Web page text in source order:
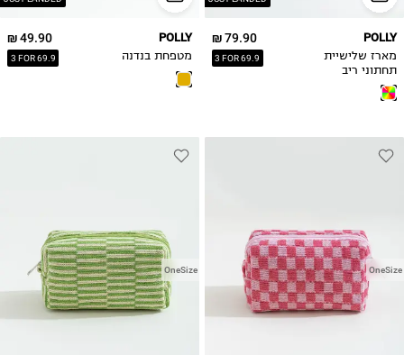
79.90 ₪
3 FOR 69.9
POLLY
מארז שלישיית
תחתוני ריב
49.90 ₪
3 FOR 69.9
POLLY
מטפחת בנדנה
OneSize
OneSize